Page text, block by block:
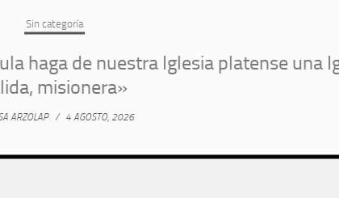
de nuestra Iglesia platense una Iglesia
/ 4 AGOSTO, 2026